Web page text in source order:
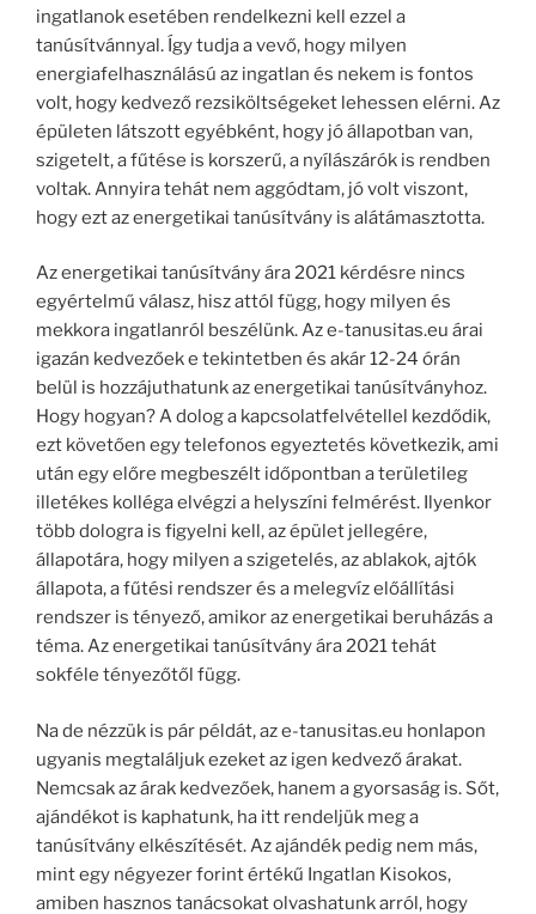
ingatlanok esetében rendelkezni kell ezzel a
tanúsítvánnyal. Így tudja a vevő, hogy milyen
energiafelhasználású az ingatlan és nekem is fontos
volt, hogy kedvező rezsiköltségeket lehessen elérni. Az
épületen látszott egyébként, hogy jó állapotban van,
szigetelt, a fűtése is korszerű, a nyílászárók is rendben
voltak. Annyira tehát nem aggódtam, jó volt viszont,
hogy ezt az energetikai tanúsítvány is alátámasztotta.
Az energetikai tanúsítvány ára 2021 kérdésre nincs
egyértelmű válasz, hisz attól függ, hogy milyen és
mekkora ingatlanról beszélünk. Az e-tanusitas.eu árai
igazán kedvezőek e tekintetben és akár 12-24 órán
belül is hozzájuthatunk az energetikai tanúsítványhoz.
Hogy hogyan? A dolog a kapcsolatfelvétellel kezdődik,
ezt követően egy telefonos egyeztetés következik, ami
után egy előre megbeszélt időpontban a területileg
illetékes kolléga elvégzi a helyszíni felmérést. Ilyenkor
több dologra is figyelni kell, az épület jellegére,
állapotára, hogy milyen a szigetelés, az ablakok, ajtók
állapota, a fűtési rendszer és a melegvíz előállítási
rendszer is tényező, amikor az energetikai beruházás a
téma. Az energetikai tanúsítvány ára 2021 tehát
sokféle tényezőtől függ.
Na de nézzük is pár példát, az e-tanusitas.eu honlapon
ugyanis megtaláljuk ezeket az igen kedvező árakat.
Nemcsak az árak kedvezőek, hanem a gyorsaság is. Sőt,
ajándékot is kaphatunk, ha itt rendeljük meg a
tanúsítvány elkészítését. Az ajándék pedig nem más,
mint egy négyezer forint értékű Ingatlan Kisokos,
amiben hasznos tanácsokat olvashatunk arról, hogy